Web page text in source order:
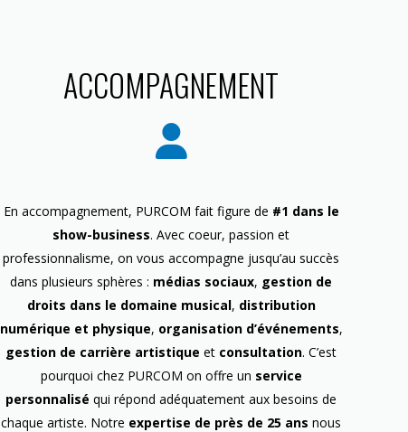
ACCOMPAGNEMENT
En accompagnement, PURCOM fait figure de #1 dans le
show-business. Avec coeur, passion et
professionnalisme, on vous accompagne jusqu’au succès
dans plusieurs sphères : médias sociaux, gestion de
droits dans le domaine musical, distribution
numérique et physique, organisation d’événements,
gestion de carrière artistique et consultation. C’est
pourquoi chez PURCOM on offre un service
personnalisé qui répond adéquatement aux besoins de
chaque artiste. Notre expertise de près de 25 ans nous